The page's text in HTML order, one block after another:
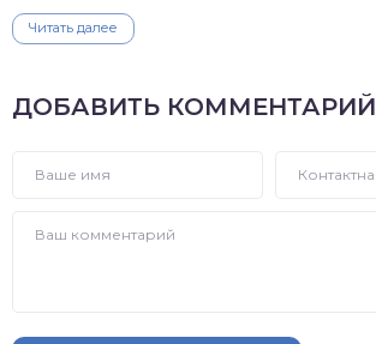
Читать далее
ДОБАВИТЬ КОММЕНТАРИЙ